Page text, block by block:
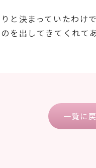
と決まっていたわけ
を出してきてくれて
一覧に